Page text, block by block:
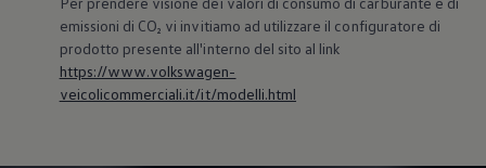
emissioni di CO₂ vi invitiamo ad utilizzare il configuratore di
prodotto presente all'interno del sito al link
https://www.volkswagen-
veicolicommerciali.it/it/modelli.html